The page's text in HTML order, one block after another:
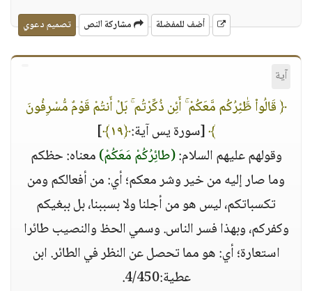
أضف للمفضلة مشاركة النص تصميم دعوي
آية
﴿ قَالُوا۟ طَٰٓئِرُكُم مَّعَكُمْ ۚ أَئِن ذُكِّرْتُم ۚ بَلْ أَنتُمْ قَوْمٌ مُّسْرِفُونَ
﴾[سورة يس آية:﴿١٩﴾
]
وقولهم عليهم السلام:(طائِرُكُمْ مَعَكُمْ)معناه: حظكم
وما صار إليه من خير وشر معكم؛ أي: من أفعالكم ومن
تكسباتكم، ليس هو من أجلنا ولا بسببنا، بل ببغيكم
وكفركم، وبهذا فسر الناس. وسمي الحظ والنصيب طائرا
استعارة؛ أي: هو مما تحصل عن النظر في الطائر. ابن
عطية:4/450.